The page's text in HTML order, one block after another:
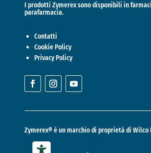
I prodotti Zymerex sono disponibili in
parafarmacia.
Contatti
Cookie Policy
Privacy Policy
Zymerex® è un marchio di proprietà di Wilco